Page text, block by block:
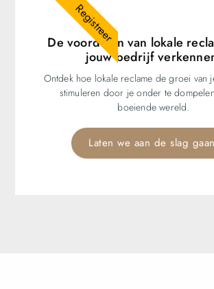
De voordelen van lokale
jouw bedrijf
Ontdek hoe lokale reclame de groei van
stimuleren door je onder te
boeiende wereld.
Laten we aan de slag
Registreer